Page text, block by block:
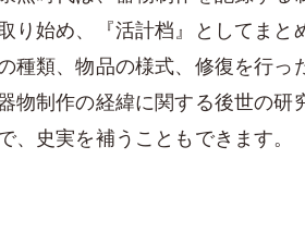
始め、『活計档』としてま
類、物品の様式、修復を行
制作の経緯に関する後世の
史実を補うこともできます。